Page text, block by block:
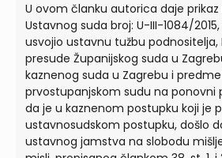
U ovom članku autorica daje
Ustavnog suda broj: U-III-1084/
usvojio ustavnu tužbu podnositelja,
presude Županijskog suda u
kaznenog suda u Zagrebu i
prvostupanjskom sudu na ponovni
da je u kaznenom postupku koji je
ustavnosudskom postupku, došlo
ustavnog jamstva na slobodu